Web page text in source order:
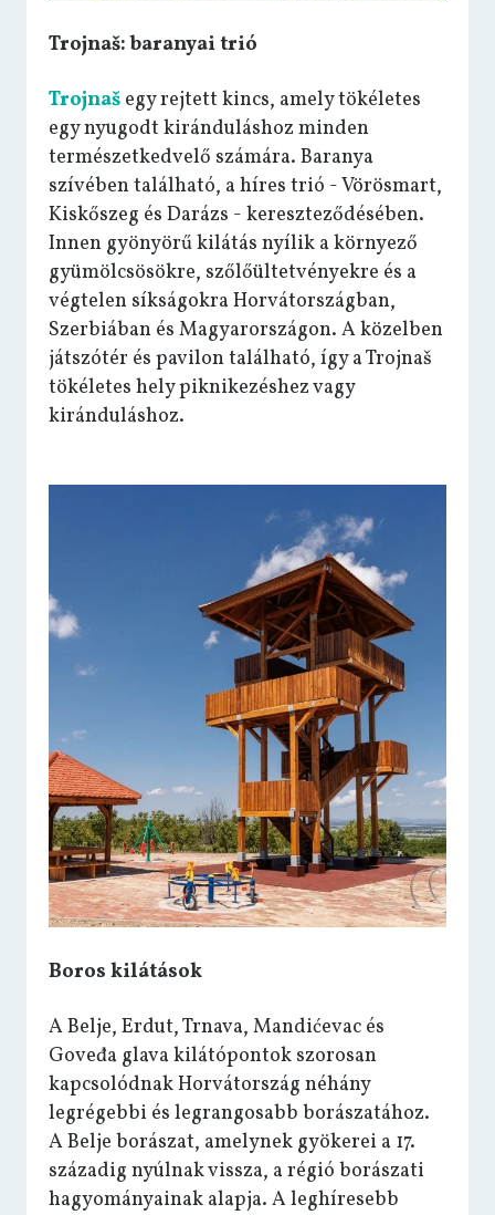
Trojnaš: baranyai trió
Trojnaš egy rejtett kincs, amely tökéletes
egy nyugodt kiránduláshoz minden
természetkedvelő számára. Baranya
szívében található, a híres trió - Vörösmart,
Kiskőszeg és Darázs - kereszteződésében.
Innen gyönyörű kilátás nyílik a környező
gyümölcsösökre, szőlőültetvényekre és a
végtelen síkságokra Horvátországban,
Szerbiában és Magyarországon. A közelben
játszótér és pavilon található, így a Trojnaš
tökéletes hely piknikezéshez vagy
kiránduláshoz.
Boros kilátások
A Belje, Erdut, Trnava, Mandićevac és
Goveđa glava kilátópontok szorosan
kapcsolódnak Horvátország néhány
legrégebbi és legrangosabb borászatához.
A Belje borászat, amelynek gyökerei a 17.
századig nyúlnak vissza, a régió borászati
hagyományainak alapja. A leghíresebb